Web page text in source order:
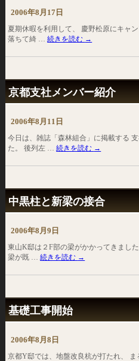
2006年8月17日
夏期休暇を利用して、 慶野松原にキャ
落ちて綺 …続きを読む →
京都支社メンバー紹介
2006年8月11日
今日は、雑誌「森林組合」に掲載する
た。 後列左 …続きを読む →
中黒柱と新梁の接合
2006年8月9日
東山K邸は２F部の梁がかかってきまし
梁が既 …続きを読む →
基礎工事開始
2006年8月8日
京都Y邸では、地盤改良杭が打たれ、